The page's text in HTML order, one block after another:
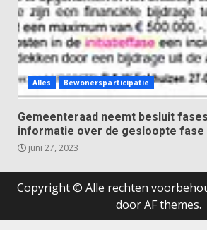
Alles Bewonersparticipatie
Gemeenteraad neemt besluit
informatie over de gesloopte fase
juni 27, 2023
Copyright © Alle rechten
door AF themes.